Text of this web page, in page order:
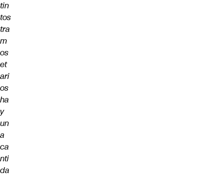
tin
tos
tra
m
os
et
ari
os
ha
y
un
a
ca
nti
da